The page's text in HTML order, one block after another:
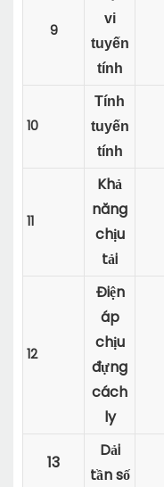
9
vi
tuyến
tính
10
Tính
tuyến
tính
11
Khả
năng
chịu
tải
12
Điện
áp
chịu
đựng
cách
ly
13
Dải
tần số